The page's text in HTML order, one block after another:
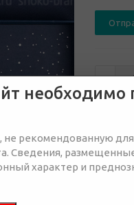
3 851
необходимо
рекомендованную
Сведения, размещенные
характер и